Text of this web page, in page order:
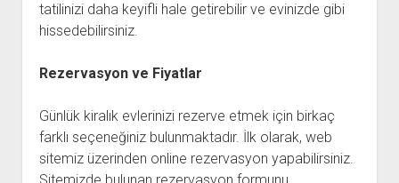
tatilinizi daha keyifli hale getirebilir ve evinizde gibi
hissedebilirsiniz.
Rezervasyon ve Fiyatlar
Günlük kiralık evlerinizi rezerve etmek için birkaç
farklı seçeneğiniz bulunmaktadır. İlk olarak, web
sitemiz üzerinden online rezervasyon yapabilirsiniz.